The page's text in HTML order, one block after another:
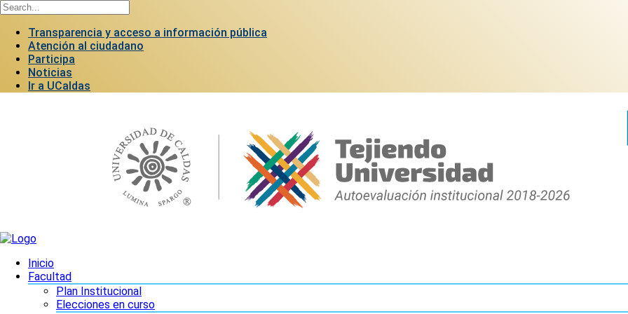
Transparencia y acceso a información pública
Atención al ciudadano
Participa
Noticias
Ir a UCaldas
Inicio
Facultad
Plan Institucional
Elecciones en curso